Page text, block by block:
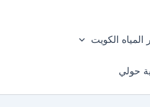
الكويت
حولي